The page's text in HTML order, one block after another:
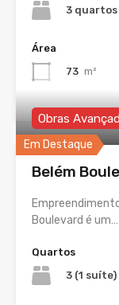
3 quartos
Área
73 m²
Em Destaque
Obras
Belém
Boulevard é um…
Quartos
3 (1 suíte)